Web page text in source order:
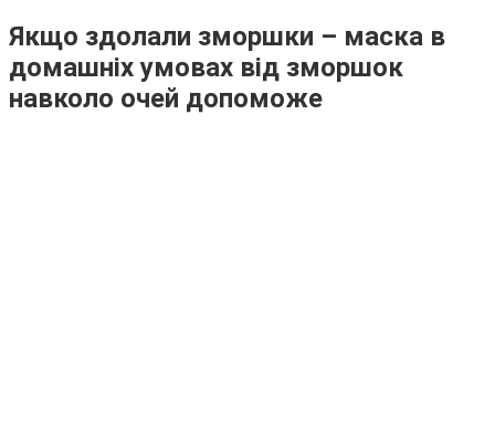
Якщо здолали зморшки – маска в
домашніх умовах від зморшок
навколо очей допоможе